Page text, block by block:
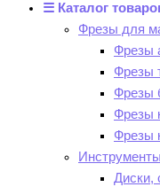
☰ Каталог
Фрезы для
Фрезы
Фрезы
Фрезы
Фрезы
Фрезы
Диски,